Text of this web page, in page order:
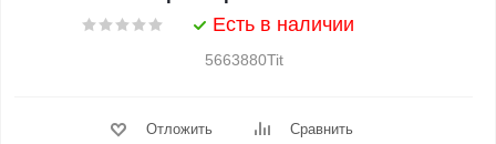
Есть в наличии
5663880Tit
Отложить Сравнить